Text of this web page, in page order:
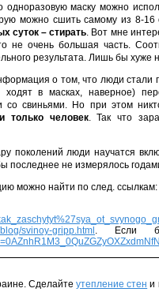
одноразовую маску можно
можно сшить самому из 8-
суток – стирать . Вот мне
не очень большая часть.
результата. Лишь бы хуже
о том, что люди стали
в масках, наверное)
со свиньями. Но при этом
только человек. Так что
поколений люди научатся
последнее не измерялось
можно найти по след. ссылкам:
svinoy-gripp.html . Если
Сделайтеутепление стен и